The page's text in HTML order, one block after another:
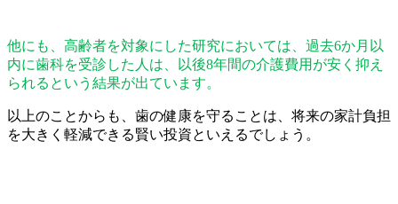
他にも、高齢者を対象にした研究においては、過去6か月以
内に歯科を受診した人は、以後8年間の介護費用が安く抑え
られるという結果が出ています。
以上のことからも、歯の健康を守ることは、将来の家計負担
を大きく軽減できる賢い投資といえるでしょう。